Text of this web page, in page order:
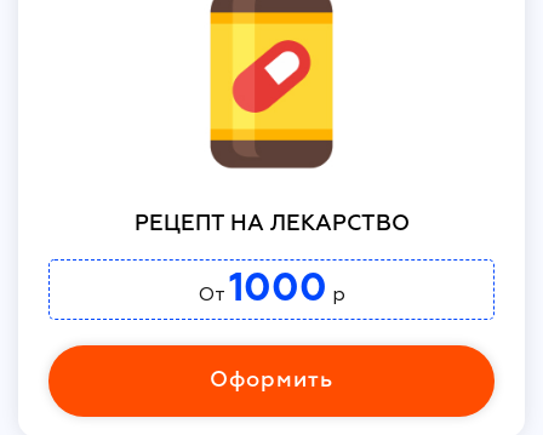
РЕЦЕПТ НА ЛЕКАРСТВО
От 1000 р
Оформить